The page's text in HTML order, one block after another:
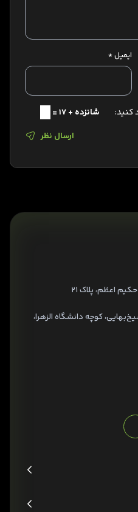
ایمیل*
کنید:
شانزده + 17 =
ارسال نظر
اعظم، پلاک ۲۱
کوچه دانشگاه الزهرا،